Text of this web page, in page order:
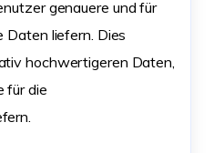
genauere und für
Daten liefern. Dies
hochwertigeren Daten,
für die